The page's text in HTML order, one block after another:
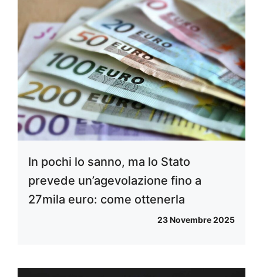
In pochi lo sanno, ma lo Stato
prevede un’agevolazione fino a
27mila euro: come ottenerla
23 Novembre 2025